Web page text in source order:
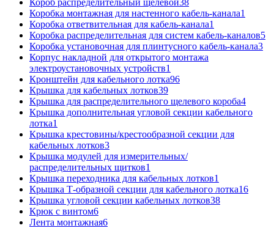
Коробка монтажная для настенного кабель-канала1
Коробка ответвительная для кабель-канала1
Коробка распределительная для систем кабель-каналов5
Коробка установочная для плинтусного кабель-канала3
Корпус накладной для открытого монтажа
электроустановочных устройств1
Кронштейн для кабельного лотка96
Крышка для кабельных лотков39
Крышка для распределительного щелевого короба4
Крышка дополнительная угловой секции кабельного
лотка1
Крышка крестовины/крестообразной секции для
кабельных лотков3
Крышка модулей для измерительных/
распределительных щитков1
Крышка переходника для кабельных лотков1
Крышка Т-образной секции для кабельного лотка16
Крышка угловой секции кабельных лотков38
Крюк с винтом6
Лента монтажная6